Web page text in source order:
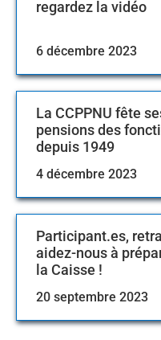
regardez la vidéo
6 décembre 2023
La CCPPNU fête
pensions des
depuis 1949
4 décembre 2023
Participant.es,
aidez-nous à
la Caisse !
20 septembre 2023
1948
Création de la
du personnel des